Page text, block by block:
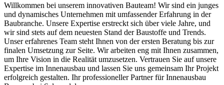
Willkommen bei unserem innovativen Bauteam! Wir sind ein junges
und dynamisches Unternehmen mit umfassender Erfahrung in der
Baubranche. Unsere Expertise erstreckt sich über viele Jahre, und
wir sind stets auf dem neuesten Stand der Baustoffe und Trends.
Unser erfahrenes Team steht Ihnen von der ersten Beratung bis zur
finalen Umsetzung zur Seite. Wir arbeiten eng mit Ihnen zusammen,
um Ihre Vision in die Realität umzusetzen. Vertrauen Sie auf unsere
Expertise im Innenausbau und lassen Sie uns gemeinsam Ihr Projekt
erfolgreich gestalten. Ihr professioneller Partner für Innenausbau